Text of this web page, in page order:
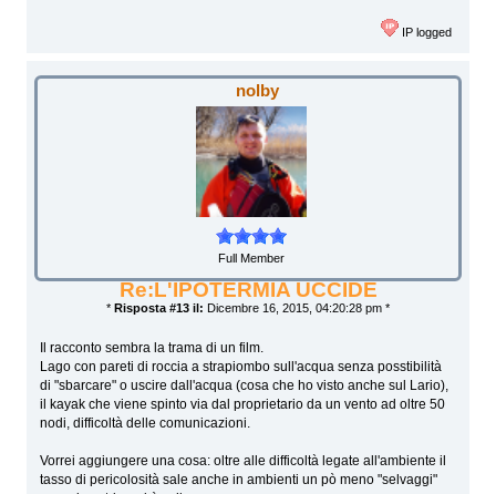
IP logged
nolby
Full Member
Re:L'IPOTERMIA UCCIDE
* Risposta #13 il: Dicembre 16, 2015, 04:20:28 pm *
Il racconto sembra la trama di un film.
Lago con pareti di roccia a strapiombo sull'acqua senza posstibilità
di "sbarcare" o uscire dall'acqua (cosa che ho visto anche sul Lario),
il kayak che viene spinto via dal proprietario da un vento ad oltre 50
nodi, difficoltà delle comunicazioni.
Vorrei aggiungere una cosa: oltre alle difficoltà legate all'ambiente il
tasso di pericolosità sale anche in ambienti un pò meno "selvaggi"